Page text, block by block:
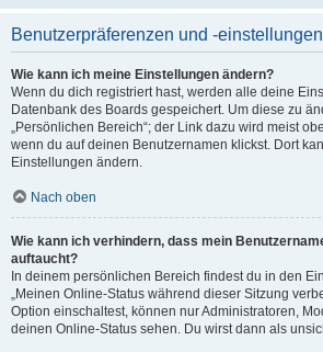
Benutzerpräferenzen und -einstellungen
Wie kann ich meine Einstellungen ändern?
Wenn du dich registriert hast, werden alle deine
Datenbank des Boards gespeichert. Um diese zu
„Persönlichen Bereich“; der Link dazu wird meist
wenn du auf deinen Benutzernamen klickst. Dort
Einstellungen ändern.
Nach oben
Wie kann ich verhindern, dass mein
auftaucht?
In deinem persönlichen Bereich findest du in den
„Meinen Online-Status während dieser Sitzung
Option einschaltest, können nur Administratoren,
deinen Online-Status sehen. Du wirst dann als